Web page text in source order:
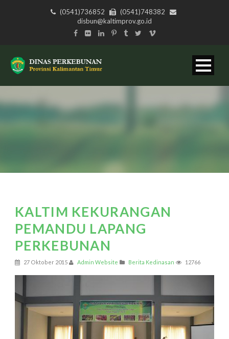
(0541)736852
(0541)748382
disbun@kaltimprov.go.id
KALTIM KEKURANGAN
PEMANDU LAPANG
PERKEBUNAN
27 Oktober 2015 Admin Website Berita Kedinasan 12766